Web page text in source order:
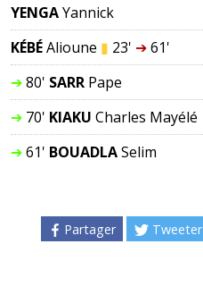
YENGAYannick
KÉBÉAlioune ▮ 23' ➔61'
➔80' SARR Pape
➔70' KIAKU Charles Mayélé
➔61' BOUADLASelim
Partager Tweeter